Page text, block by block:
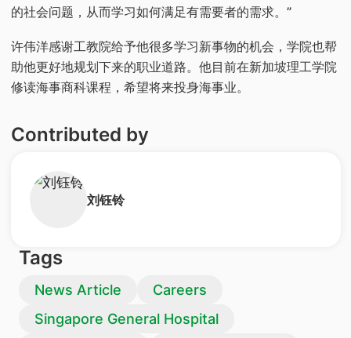
的社会问题，从而学习如何满足有需要者的需求。”
许伟洋感谢工教院给予他很多学习新事物的机会，学院也帮
助他更好地规划下来的职业道路。他目前在新加坡理工学院
修读海事商科课程，希望将来投身海事业。
Contributed by
​刘钰铃
Tags
News Article
Careers
Singapore General Hospital